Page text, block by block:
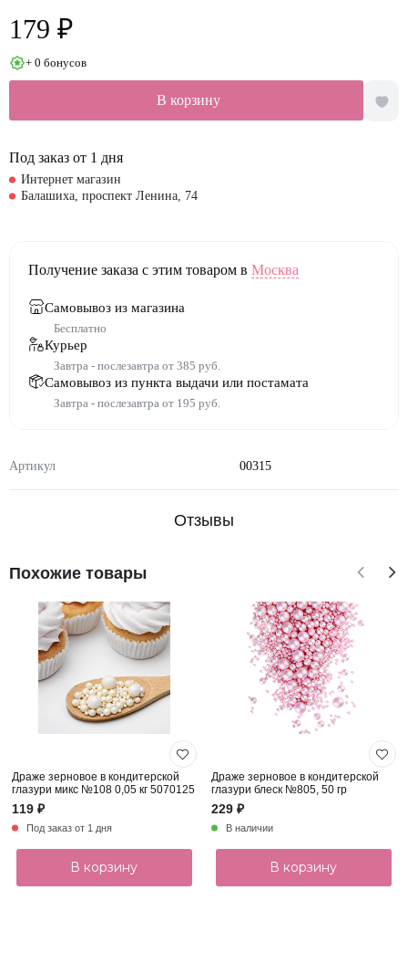
Артикул 00315
179 ₽
+ 0 бонусов
В корзину
Под заказ от 1 дня
Интернет магазин
Балашиха, проспект Ленина, 74
Получение заказа с этим товаром в Москва
Самовывоз из магазина
Бесплатно
Курьер
Завтра - послезавтра от 385 руб.
Самовывоз из пункта выдачи или постамата
Завтра - послезавтра от 195 руб.
Отзывы
Похожие товары
Драже зерновое в кондитерской
глазури микс №108 0,05 кг 5070125
119 ₽
Под заказ от 1 дня
В корзину
Драже зерновое в кондитерской
глазури блеск №805, 50 гр
229 ₽
В наличии
В корзину